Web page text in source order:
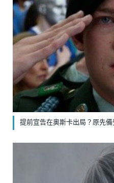
提前宣告在奧斯卡出局？原先